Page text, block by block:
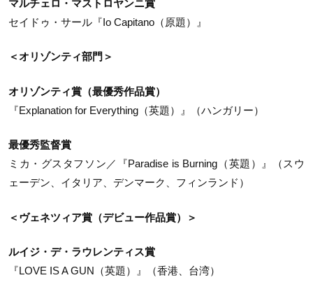
マルチェロ・マストロヤンニ賞
セイドゥ・サール『Io Capitano（原題）』
＜オリゾンティ部門＞
オリゾンティ賞（最優秀作品賞）
『Explanation for Everything（英題）』（ハンガリー）
最優秀監督賞
ミカ・グスタフソン／『Paradise is Burning（英題）』（スウ
ェーデン、イタリア、デンマーク、フィンランド）
＜ヴェネツィア賞（デビュー作品賞）＞
ルイジ・デ・ラウレンティス賞
『LOVE IS A GUN（英題）』（香港、台湾）